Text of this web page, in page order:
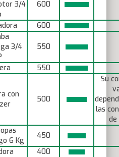
3/4
600
600
3/4
550
550
con
500
Su
las
de
6 Kg
450
400